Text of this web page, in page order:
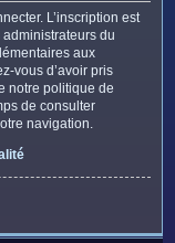
L’inscription est
du
aux
vous d’avoir pris
notre politique de
de consulter
navigation.